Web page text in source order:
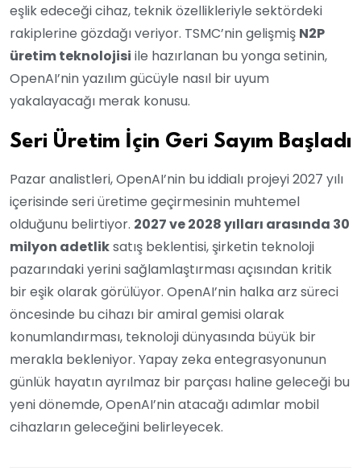
eşlik edeceği cihaz, teknik özellikleriyle sektördeki
rakiplerine gözdağı veriyor. TSMC’nin gelişmiş N2P
üretim teknolojisi ile hazırlanan bu yonga setinin,
OpenAI’nin yazılım gücüyle nasıl bir uyum
yakalayacağı merak konusu.
Seri Üretim İçin Geri Sayım Başladı
Pazar analistleri, OpenAI’nin bu iddialı projeyi 2027 yılı
içerisinde seri üretime geçirmesinin muhtemel
olduğunu belirtiyor. 2027 ve 2028 yılları arasında 30
milyon adetliksatış beklentisi, şirketin teknoloji
pazarındaki yerini sağlamlaştırması açısından kritik
bir eşik olarak görülüyor. OpenAI’nin halka arz süreci
öncesinde bu cihazı bir amiral gemisi olarak
konumlandırması, teknoloji dünyasında büyük bir
merakla bekleniyor. Yapay zeka entegrasyonunun
günlük hayatın ayrılmaz bir parçası haline geleceği bu
yeni dönemde, OpenAI’nin atacağı adımlar mobil
cihazların geleceğini belirleyecek.